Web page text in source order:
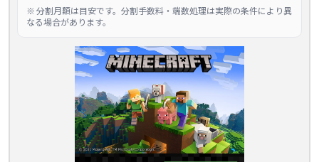
※ 分割月額は目安です。分割手数料・端数処理は実際の条件により異
なる場合があります。